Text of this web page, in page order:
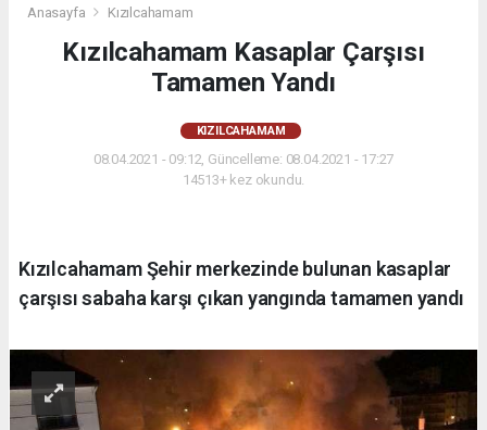
Anasayfa Kızılcahamam
Kızılcahamam Kasaplar Çarşısı
Tamamen Yandı
KIZILCAHAMAM
08.04.2021 - 09:12, Güncelleme: 08.04.2021 - 17:27
14513+ kez okundu.
Kızılcahamam Şehir merkezinde bulunan kasaplar
çarşısı sabaha karşı çıkan yangında tamamen yandı